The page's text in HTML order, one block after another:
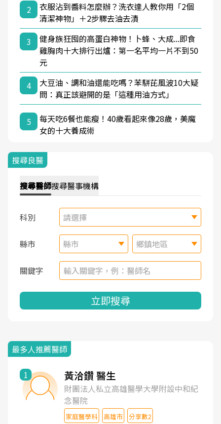
2
衣服沾到醬料怎麼辦？洗衣達人教你用「2個
清潔神物」＋2步驟去油去漬
3
健身族狂囤的高蛋白神物！卜蜂、大成...即食
雞胸肉十大排行出爐：第一名平均一片不到50
元
4
大豆油、調和油還能吃嗎？苯駢芘風波10大疑
問：真正該避開的是「這種用油方式」
5
每天吃6餐也能瘦！40歲看起來像28歲，美魔
女的十大養成術
搜尋良醫
搜尋醫師搜尋醫事機構
科別 請選擇
縣市 縣市 鄉鎮地區
關鍵字
立即搜尋
最多人推薦醫師
1 黃洽鑽 醫生
財團法人私立高雄醫學大學附設中和紀
念醫院
家庭醫學科 高雄市 分享數2